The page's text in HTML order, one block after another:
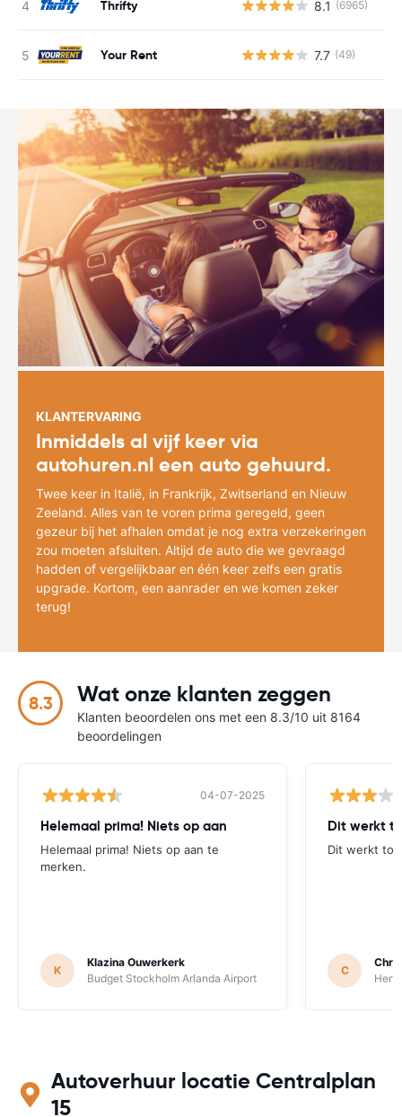
Thrifty 8.1 (6965)
Your Rent 7.7 (49)
KLANTERVARING
Inmiddels al vijf keer via
autohuren.nl een auto gehuurd.
Twee keer in Italië, in Frankrijk, Zwitserland en Nieuw
Zeeland. Alles van te voren prima geregeld, geen
gezeur bij het afhalen omdat je nog extra verzekeringen
zou moeten afsluiten. Altijd de auto die we gevraagd
hadden of vergelijkbaar en één keer zelfs een gratis
upgrade. Kortom, een aanrader en we komen zeker
terug!
8.3 Wat onze klanten zeggen
Klanten beoordelen ons met een 8.3/10 uit 8164
beoordelingen
04-07-2025
Helemaal prima! Niets op aan
Helemaal prima! Niets op aan te
merken.
K
Klazina Ouwerkerk
Budget Stockholm Arlanda Airport
Dit werkt
Dit werkt tot
C
Autoverhuur locatie Centralplan
15